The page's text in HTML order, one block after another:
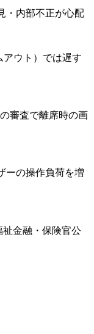
・内部不正が心配
アウト）では遅す
審査で離席時の画
ーの操作負荷を増
祉金融・保険官公